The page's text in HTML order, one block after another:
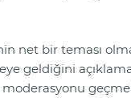
net bir teması
geldiğini